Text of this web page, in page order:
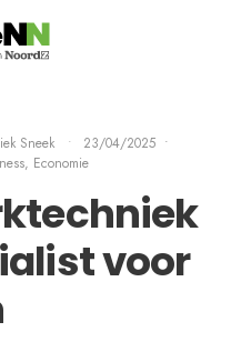
Sneek • 23/04/2025 •
Economie
voor